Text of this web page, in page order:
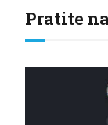
Pratite